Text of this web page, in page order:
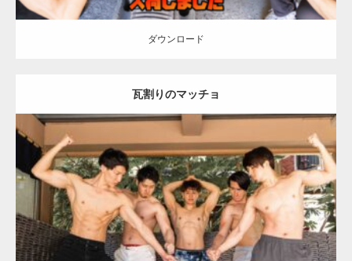
ダウンロード
瓦割りのマッチョ
Update:2023.02.11
Category:瓦割りのマッチョ オレンジの人 AKIHITO(細マッチョ)
SOSUKE げんき 腹筋 浅草 (東京)
ダウンロード